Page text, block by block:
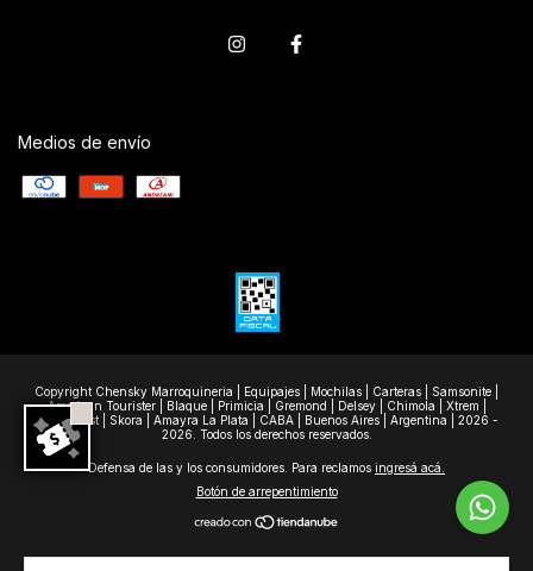
Medios de envío
Copyright Chensky Marroquineria | Equipajes | Mochilas | Carteras | Samsonite |
American Tourister | Blaque | Primicia | Gremond | Delsey | Chimola | Xtrem |
Wanderlast | Skora | Amayra La Plata | CABA | Buenos Aires | Argentina | 2026 -
2026. Todos los derechos reservados.
Defensa de las y los consumidores. Para reclamos ingresá acá.
Botón de arrepentimiento